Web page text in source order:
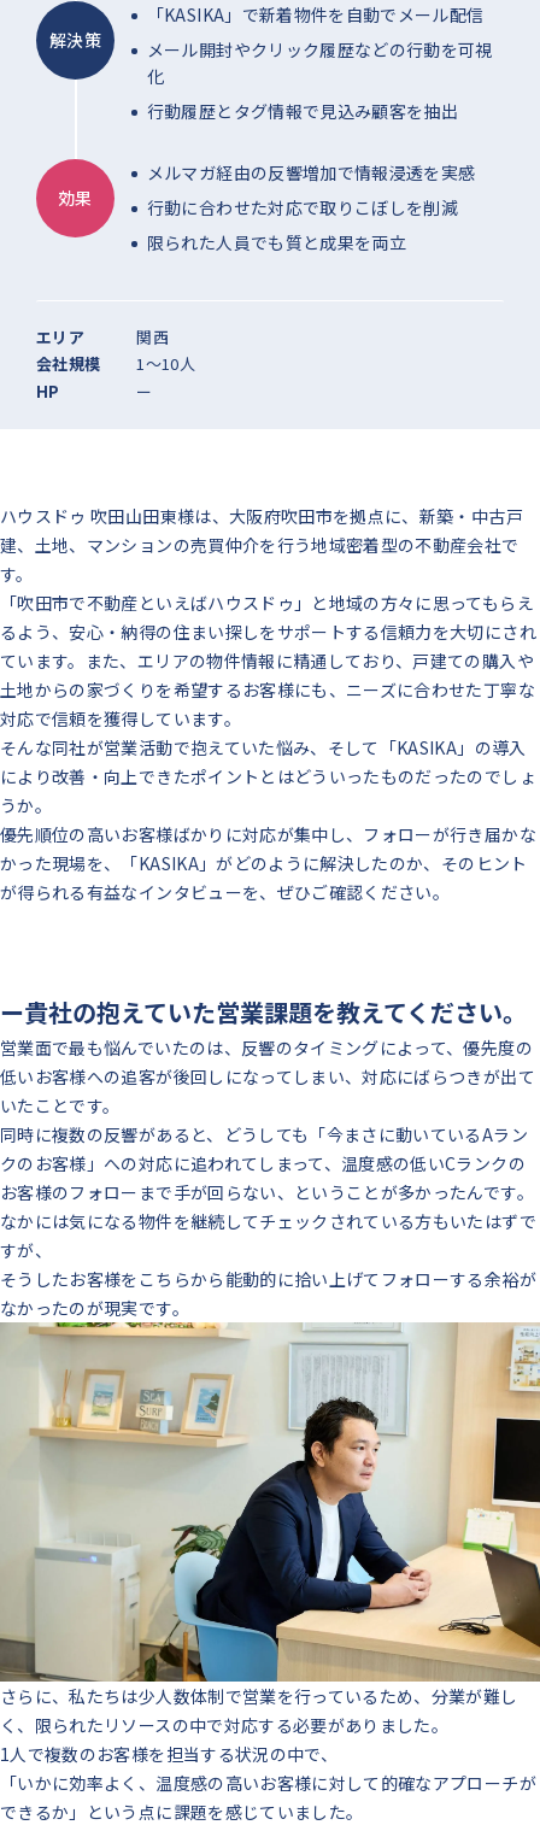
解決策
「KASIKA」で新着物件を自動でメール配信
メール開封やクリック履歴などの行動を可視
化
行動履歴とタグ情報で見込み顧客を抽出
効果
メルマガ経由の反響増加で情報浸透を実感
行動に合わせた対応で取りこぼしを削減
限られた人員でも質と成果を両立
エリア
関西
会社規模
1〜10人
HP
ー
ハウスドゥ 吹田山田東様は、大阪府吹田市を拠点に、新築・中古戸
建、土地、マンションの売買仲介を行う地域密着型の不動産会社で
す。
「吹田市で不動産といえばハウスドゥ」と地域の方々に思ってもらえ
るよう、安心・納得の住まい探しをサポートする信頼力を大切にされ
ています。また、エリアの物件情報に精通しており、戸建ての購入や
土地からの家づくりを希望するお客様にも、ニーズに合わせた丁寧な
対応で信頼を獲得しています。
そんな同社が営業活動で抱えていた悩み、そして「KASIKA」の導入
により改善・向上できたポイントとはどういったものだったのでしょ
うか。
優先順位の高いお客様ばかりに対応が集中し、フォローが行き届かな
かった現場を、「KASIKA」がどのように解決したのか、そのヒント
が得られる有益なインタビューを、ぜひご確認ください。
ー貴社の抱えていた営業課題を教えてください。
営業面で最も悩んでいたのは、反響のタイミングによって、優先度の
低いお客様への追客が後回しになってしまい、対応にばらつきが出て
いたことです。
同時に複数の反響があると、どうしても「今まさに動いているAラン
クのお客様」への対応に追われてしまって、温度感の低いCランクの
お客様のフォローまで手が回らない、ということが多かったんです。
なかには気になる物件を継続してチェックされている方もいたはずで
すが、
そうしたお客様をこちらから能動的に拾い上げてフォローする余裕が
なかったのが現実です。
さらに、私たちは少人数体制で営業を行っているため、分業が難し
く、限られたリソースの中で対応する必要がありました。
1人で複数のお客様を担当する状況の中で、
「いかに効率よく、温度感の高いお客様に対して的確なアプローチが
できるか」という点に課題を感じていました。